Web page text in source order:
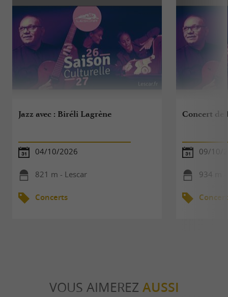
Jazz avec : Biréli Lagrène
04/10/2026
821 m - Lescar
Concerts
Concert de
09/10/
934 m -
VOUS AIMEREZ AUSSI